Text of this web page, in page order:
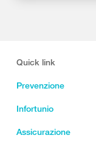
Quick link
Prevenzione
Infortunio
Assicurazione